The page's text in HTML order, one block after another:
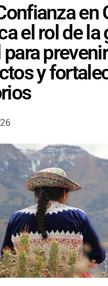
en
el rol de la
prevenir
y